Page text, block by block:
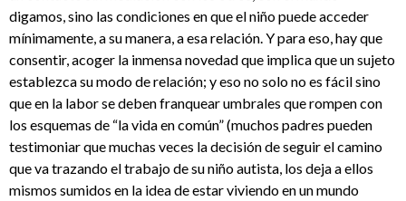
digamos, sino las condiciones en que el niño puede acceder
mínimamente, a su manera, a esa relación. Y para eso, hay que
consentir, acoger la inmensa novedad que implica que un sujeto
establezca su modo de relación; y eso no solo no es fácil sino
que en la labor se deben franquear umbrales que rompen con
los esquemas de “la vida en común” (muchos padres pueden
testimoniar que muchas veces la decisión de seguir el camino
que va trazando el trabajo de su niño autista, los deja a ellos
mismos sumidos en la idea de estar viviendo en un mundo